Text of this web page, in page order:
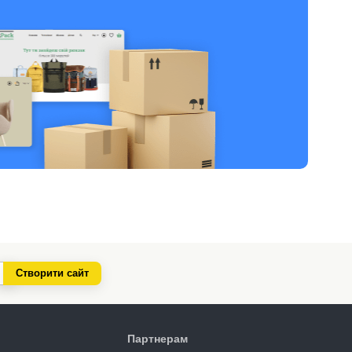
Створити сайт
Партнерам